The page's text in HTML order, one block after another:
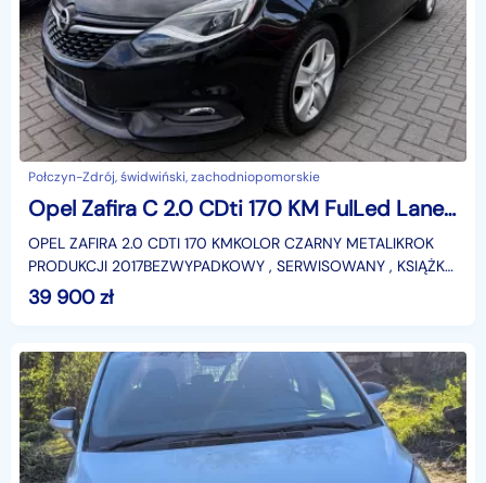
Połczyn-Zdrój, świdwiński, zachodniopomorskie
Opel Zafira C 2.0 CDti 170 KM FulLed Lane Assist Navi Pdc !
OPEL ZAFIRA 2.0 CDTI 170 KMKOLOR CZARNY METALIKROK
PRODUKCJI 2017BEZWYPADKOWY , SERWISOWANY , KSIĄŻKA
SERWISOWA , KOMPLET KLUCZYKÓW , AUTO SERWISOWANE
39 900zł